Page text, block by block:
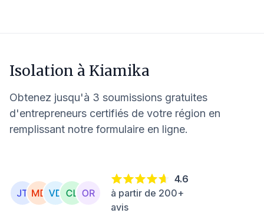
Isolation à Kiamika
Obtenez jusqu'à 3 soumissions gratuites
d'entrepreneurs certifiés de votre région en
remplissant notre formulaire en ligne.
4.6
à partir de 200+
avis